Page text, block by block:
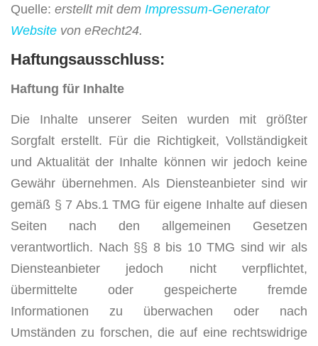
Quelle: erstellt mit dem Impressum-Generator
Website von eRecht24.
Haftungsausschluss:
Haftung für Inhalte
Die Inhalte unserer Seiten wurden mit größter
Sorgfalt erstellt. Für die Richtigkeit, Vollständigkeit
und Aktualität der Inhalte können wir jedoch keine
Gewähr übernehmen. Als Diensteanbieter sind wir
gemäß § 7 Abs.1 TMG für eigene Inhalte auf diesen
Seiten nach den allgemeinen Gesetzen
verantwortlich. Nach §§ 8 bis 10 TMG sind wir als
Diensteanbieter jedoch nicht verpflichtet,
übermittelte oder gespeicherte fremde
Informationen zu überwachen oder nach
Umständen zu forschen, die auf eine rechtswidrige